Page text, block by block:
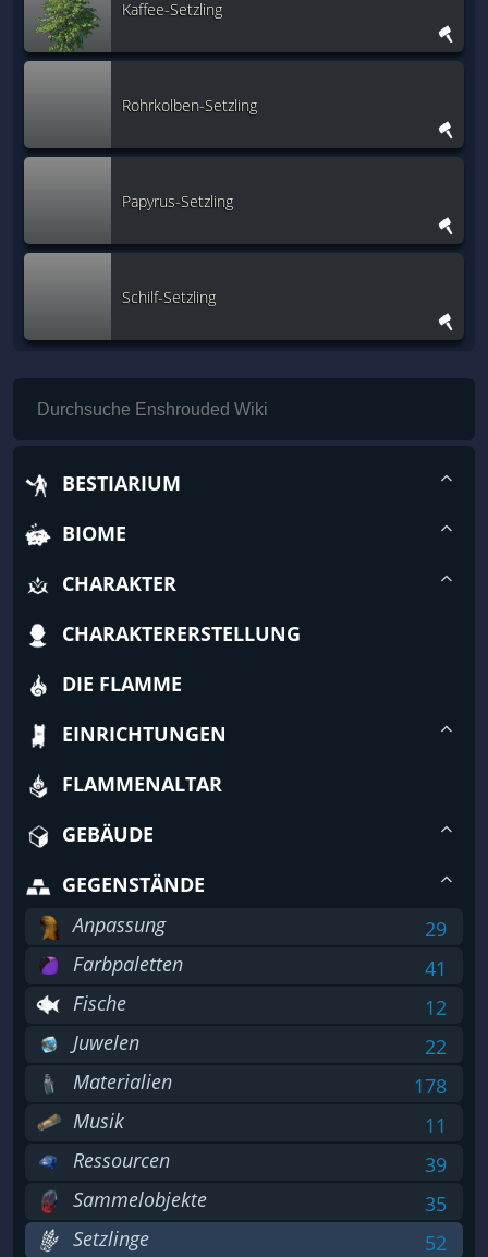
Kaffee-Setzling
Rohrkolben-Setzling
Papyrus-Setzling
Schilf-Setzling
BESTIARIUM
BIOME
CHARAKTER
CHARAKTERERSTELLUNG
DIE FLAMME
EINRICHTUNGEN
FLAMMENALTAR
GEBÄUDE
GEGENSTÄNDE
Anpassung
29
Farbpaletten
41
Fische
12
Juwelen
22
Materialien
178
Musik
11
Ressourcen
39
Sammelobjekte
35
Setzlinge
52